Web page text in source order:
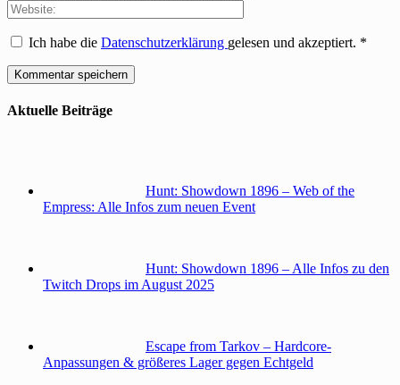
Ich habe die Datenschutzerklärung gelesen und akzeptiert. *
Aktuelle Beiträge
Hunt: Showdown 1896 – Web of the
Empress: Alle Infos zum neuen Event
Hunt: Showdown 1896 – Alle Infos zu den
Twitch Drops im August 2025
Escape from Tarkov – Hardcore-
Anpassungen & größeres Lager gegen Echtgeld